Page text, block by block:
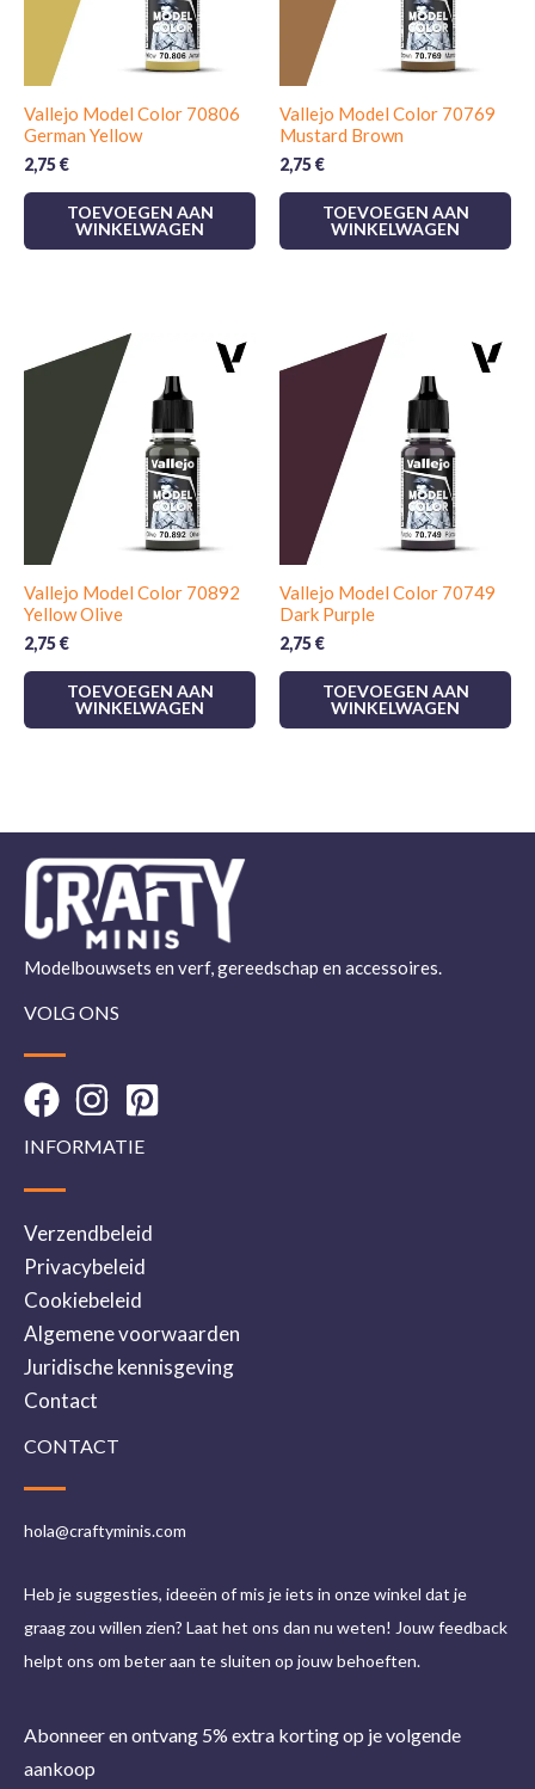
Vallejo Model Color 70806
German Yellow
2,75€
TOEVOEGEN AAN
WINKELWAGEN
Vallejo Model Color 70769
Mustard Brown
2,75€
TOEVOEGEN AAN
WINKELWAGEN
Vallejo Model Color 70892
Yellow Olive
2,75€
TOEVOEGEN AAN
WINKELWAGEN
Vallejo Model Color 70749
Dark Purple
2,75€
TOEVOEGEN AAN
WINKELWAGEN
Modelbouwsets en verf, gereedschap en accessoires.
VOLG ONS
INFORMATIE
Verzendbeleid
Privacybeleid
Cookiebeleid
Algemene voorwaarden
Juridische kennisgeving
Contact
CONTACT
hola@craftyminis.com
Heb je suggesties, ideeën of mis je iets in onze winkel dat je
graag zou willen zien? Laat het ons dan nu weten! Jouw feedback
helpt ons om beter aan te sluiten op jouw behoeften.
Abonneer en ontvang 5% extra korting op je volgende
aankoop